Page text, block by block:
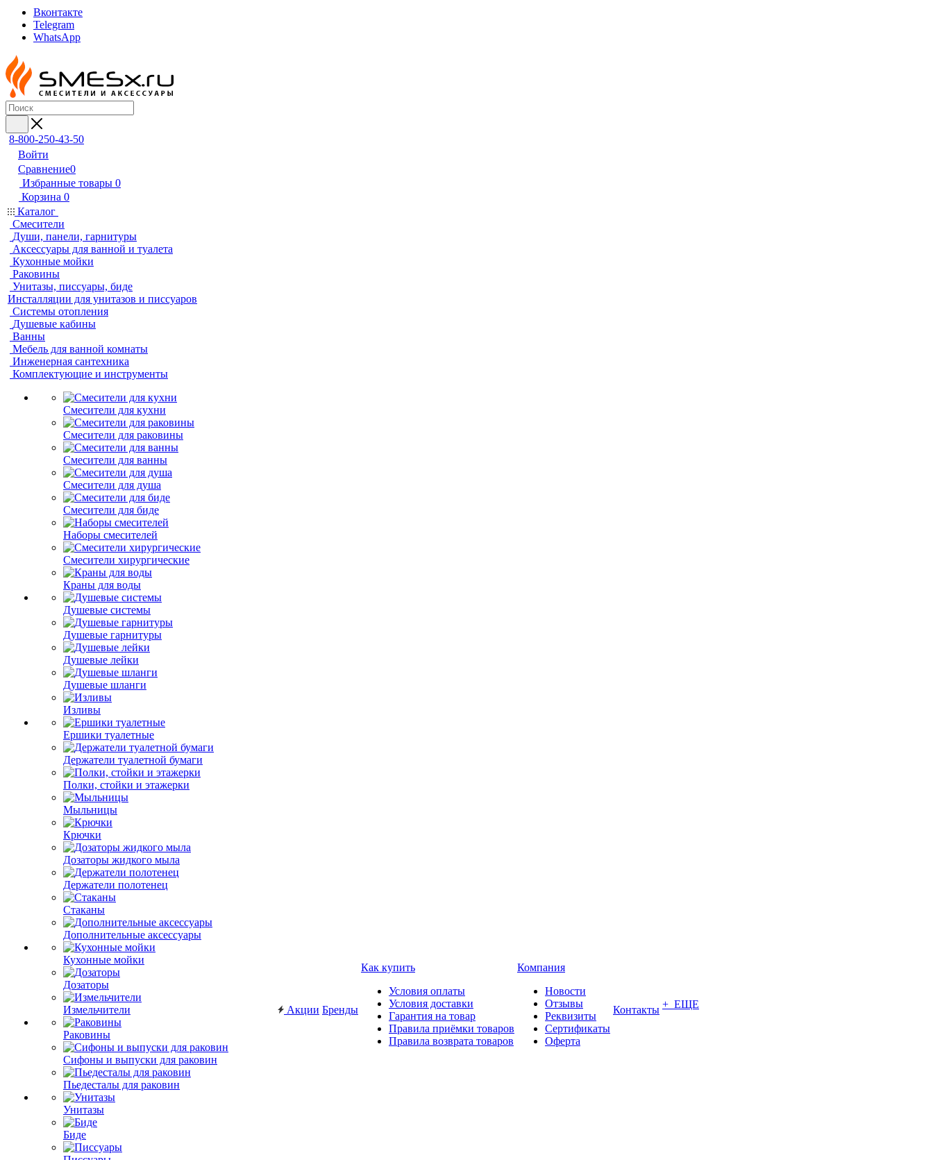
Вконтакте
Telegram
WhatsApp
8-800-250-43-50
Войти
Сравнение0
Избранные товары 0
Корзина 0
Каталог
Смесители
Души, панели, гарнитуры
Аксессуары для ванной и туалета
Кухонные мойки
Раковины
Унитазы, писсуары, биде
Инсталляции для унитазов и писсуаров
Системы отопления
Душевые кабины
Ванны
Мебель для ванной комнаты
Инженерная сантехника
Комплектующие и инструменты
Смесители для кухни
Смесители для раковины
Смесители для ванны
Смесители для душа
Смесители для биде
Наборы смесителей
Смесители хирургические
Краны для воды
Душевые системы
Душевые гарнитуры
Душевые лейки
Душевые шланги
Изливы
Ершики туалетные
Держатели туалетной бумаги
Полки, стойки и этажерки
Мыльницы
Крючки
Дозаторы жидкого мыла
Держатели полотенец
Стаканы
Дополнительные аксессуары
Кухонные мойки
Дозаторы
Измельчители
Раковины
Сифоны и выпуски для раковин
Пьедесталы для раковин
Унитазы
Биде
Акции Бренды
Как купить
Условия оплаты
Условия доставки
Гарантия на товар
Правила приёмки товаров
Правила возврата товаров
Компания
Новости
Отзывы
Реквизиты
Сертификаты
Оферта
Контакты + ЕЩЕ